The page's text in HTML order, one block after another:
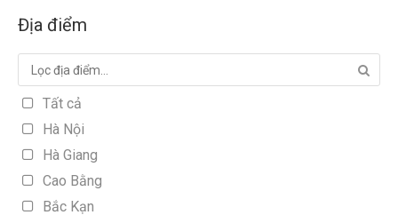
Khối Thủ tục (BĐS)
Phòng Đầu tư
Phòng Phát triển cộng đồng
Khối Hỗ trợ Xây dựng
Khối Kinh doanh - Marketing
Địa điểm
Tất cả
Hà Nội
Hà Giang
Cao Bằng
Bắc Kạn